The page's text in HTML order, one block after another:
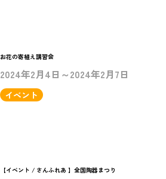
お花の寄植え講習会
2024年2月4日～2024年2月7日
イベント
【イベント / さんふれあ 】全国陶器まつり